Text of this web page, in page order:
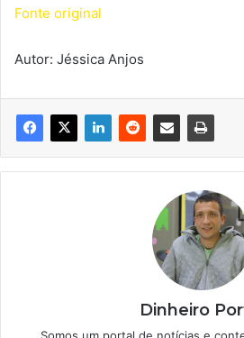
Fonte original
Autor: Jéssica Anjos
Dinheiro